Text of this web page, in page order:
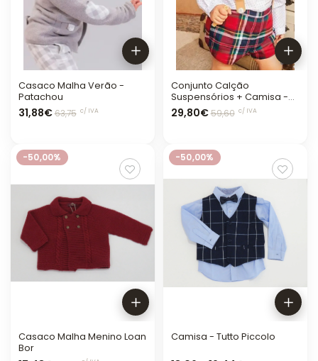
Casaco Malha Verão -
Patachou
31,88€63,75 c/ IVA
Conjunto Calção
Suspensórios + Camisa -
Yoedu
29,80€59,60 c/ IVA
-50,00%
Casaco Malha Menino Loan
Bor
-50,00%
Camisa - Tutto Piccolo